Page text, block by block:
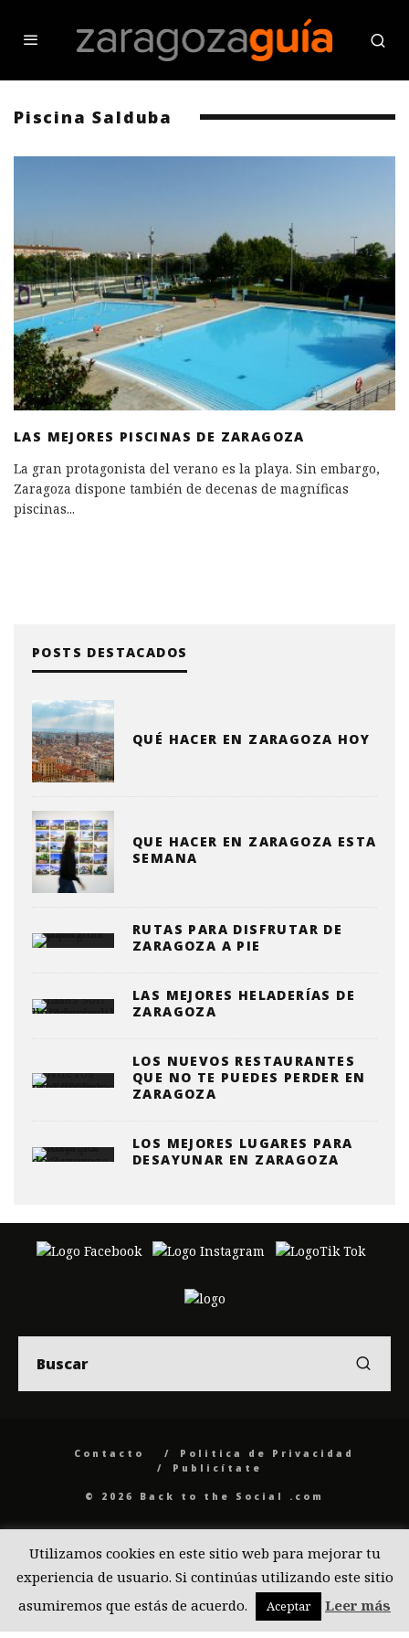
Piscina Salduba
LAS MEJORES PISCINAS DE ZARAGOZA
La gran protagonista del verano es la playa. Sin embargo,
Zaragoza dispone también de decenas de magníficas
piscinas...
POSTS DESTACADOS
QUÉ HACER EN ZARAGOZA HOY
QUE HACER EN ZARAGOZA ESTA
SEMANA
RUTAS PARA DISFRUTAR DE
ZARAGOZA A PIE
LAS MEJORES HELADERÍAS DE
ZARAGOZA
LOS NUEVOS RESTAURANTES
QUE NO TE PUEDES PERDER EN
ZARAGOZA
LOS MEJORES LUGARES PARA
DESAYUNAR EN ZARAGOZA
Contacto
Politica de Privacidad
Publicítate
© 2026 Back to the Social .com
Utilizamos cookies en este sitio web para mejorar tu
experiencia de usuario. Si continúas utilizando este sitio
asumiremos que estás de acuerdo.
Aceptar Leer más